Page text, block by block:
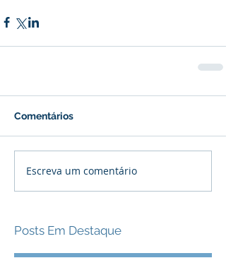
Comentários
Escreva um comentário
Posts Em Destaque